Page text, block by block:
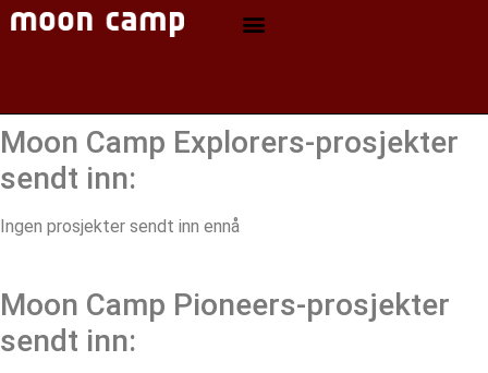
Moon Camp Explorers-prosjekter
sendt inn:
Ingen prosjekter sendt inn ennå
Moon Camp Pioneers-prosjekter
sendt inn: